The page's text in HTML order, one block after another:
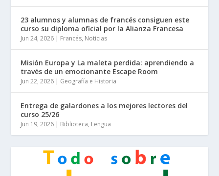
23 alumnos y alumnas de francés consiguen este
curso su diploma oficial por la Alianza Francesa
Jun 24, 2026 | Francés, Noticias
Misión Europa y La maleta perdida: aprendiendo a
través de un emocionante Escape Room
Jun 22, 2026 | Geografía e Historia
Entrega de galardones a los mejores lectores del
curso 25/26
Jun 19, 2026 | Biblioteca, Lengua